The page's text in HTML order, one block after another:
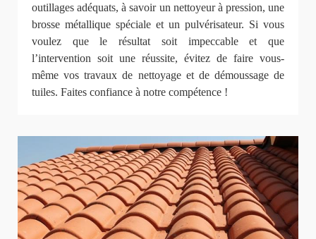
outillages adéquats, à savoir un nettoyeur à pression, une
brosse métallique spéciale et un pulvérisateur. Si vous
voulez que le résultat soit impeccable et que
l’intervention soit une réussite, évitez de faire vous-
même vos travaux de nettoyage et de démoussage de
tuiles. Faites confiance à notre compétence !